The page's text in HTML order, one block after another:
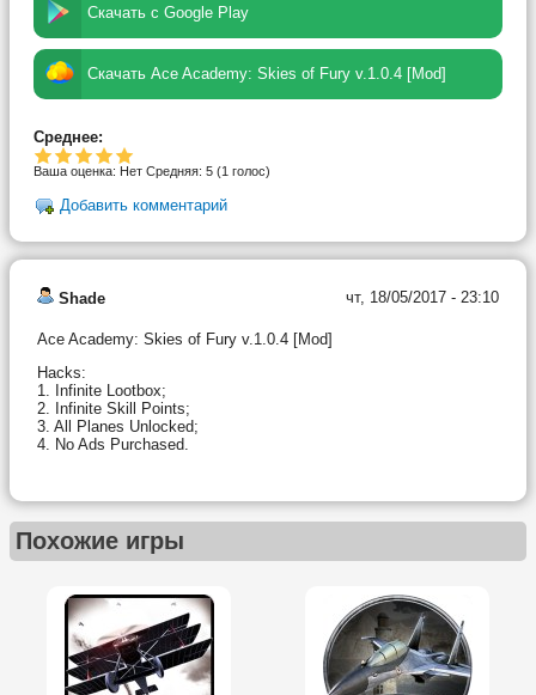
Скачать с Google Play
Скачать Ace Academy: Skies of Fury v.1.0.4 [Mod]
Среднее:
Ваша оценка: Нет Средняя: 5 (1 голос)
Добавить комментарий
Shade чт, 18/05/2017 - 23:10
Ace Academy: Skies of Fury v.1.0.4 [Mod]
Hacks:
1. Infinite Lootbox;
2. Infinite Skill Points;
3. All Planes Unlocked;
4. No Ads Purchased.
Похожие игры